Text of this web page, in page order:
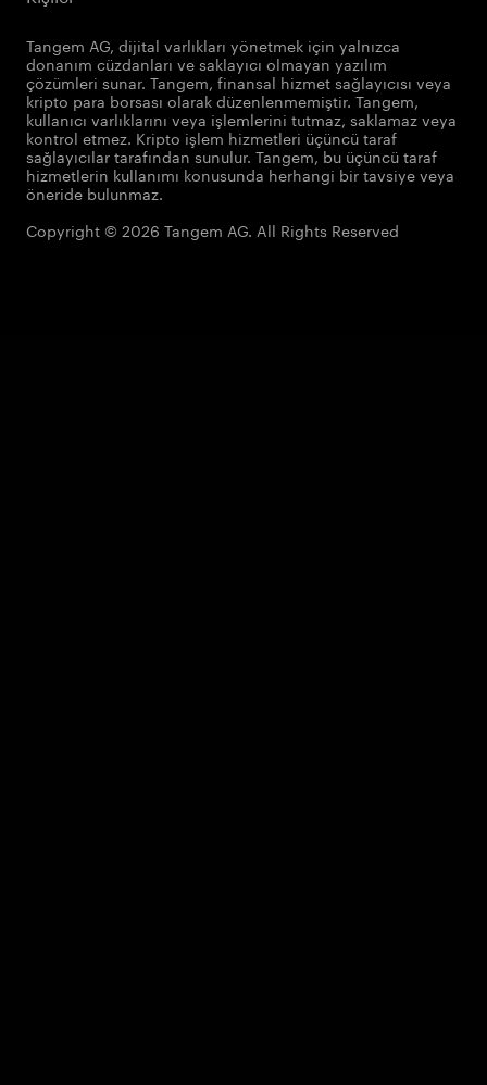
Tangem AG, dijital varlıkları yönetmek için yalnızca
donanım cüzdanları ve saklayıcı olmayan yazılım
çözümleri sunar. Tangem, finansal hizmet sağlayıcısı veya
kripto para borsası olarak düzenlenmemiştir. Tangem,
kullanıcı varlıklarını veya işlemlerini tutmaz, saklamaz veya
kontrol etmez. Kripto işlem hizmetleri üçüncü taraf
sağlayıcılar tarafından sunulur. Tangem, bu üçüncü taraf
hizmetlerin kullanımı konusunda herhangi bir tavsiye veya
öneride bulunmaz.